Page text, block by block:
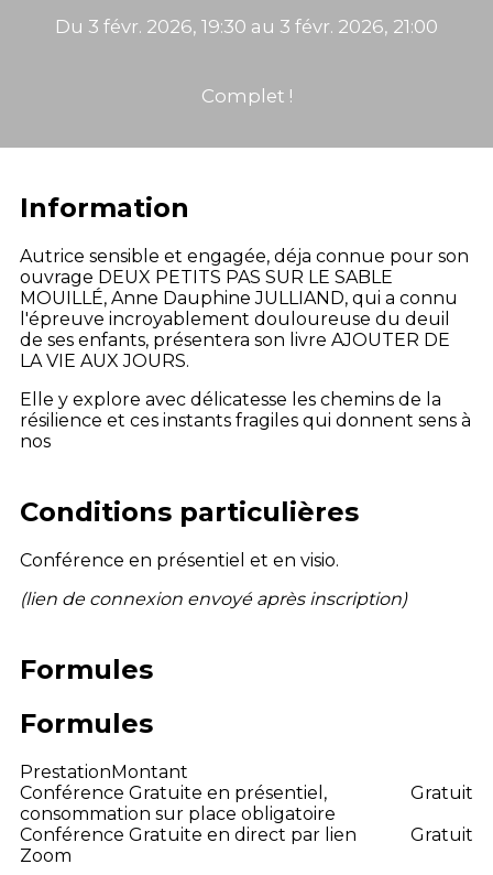
Du 3 févr. 2026, 19:30 au 3 févr. 2026, 21:00
Complet !
Information
Autrice sensible et engagée, déja connue pour son
ouvrage DEUX PETITS PAS SUR LE SABLE
MOUILLÉ, Anne Dauphine JULLIAND, qui a connu
l'épreuve incroyablement douloureuse du deuil
de ses enfants, présentera son livre AJOUTER DE
LA VIE AUX JOURS.
Elle y explore avec délicatesse les chemins de la
résilience et ces instants fragiles qui donnent sens à
nos
Conditions particulières
Conférence en présentiel et en visio.
(lien de connexion envoyé après inscription)
Formules
Formules
PrestationMontant
Conférence Gratuite en présentiel,
consommation sur place obligatoire
Gratuit
Conférence Gratuite en direct par lien
Zoom
Gratuit